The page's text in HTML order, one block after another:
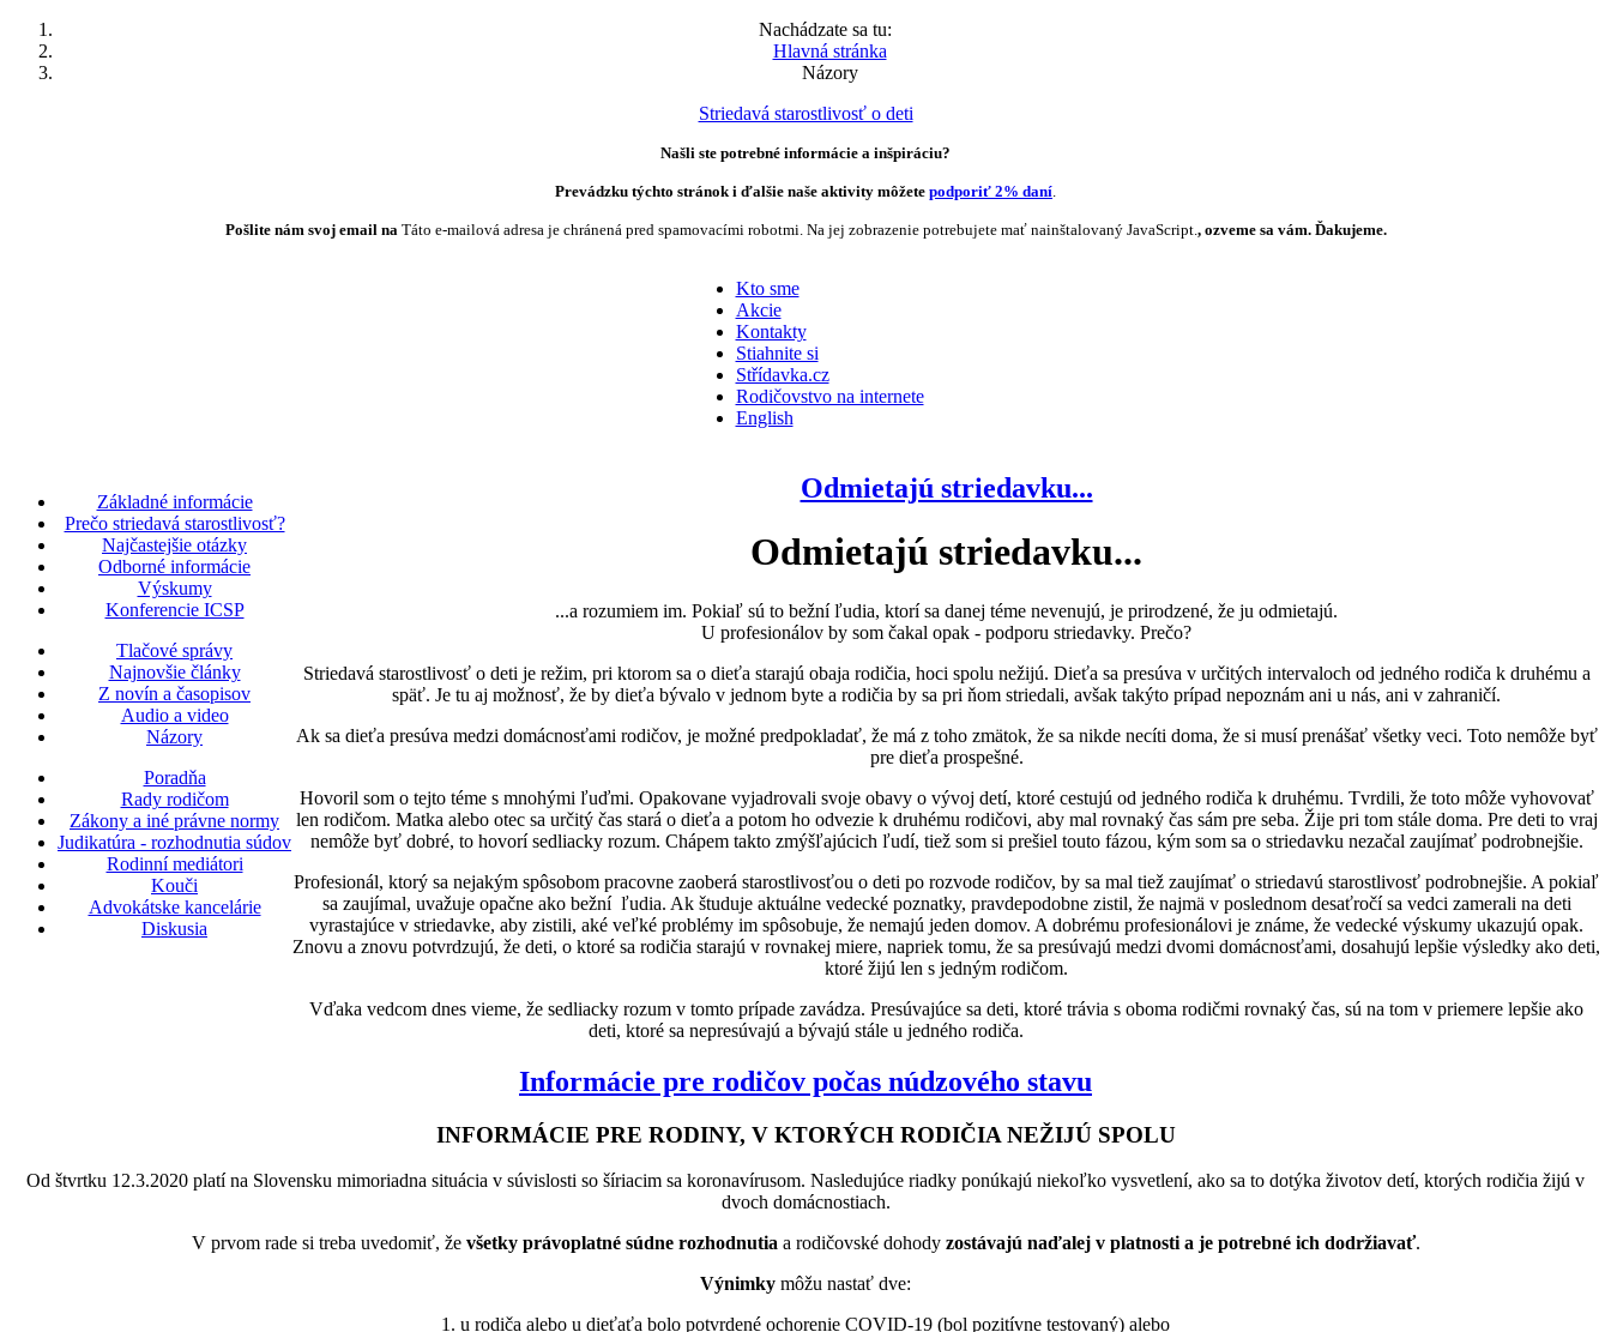
Nachádzate sa tu:
Hlavná stránka
Názory
Striedavá starostlivosť o deti
Našli ste potrebné informácie a inšpiráciu?
Prevádzku týchto stránok i ďalšie naše aktivity môžete podporiť 2% daní.
Pošlite nám svoj email na Táto e-mailová adresa je chránená pred spamovacími robotmi. Na jej zobrazenie potrebujete mať nainštalovaný JavaScript., ozveme sa vám. Ďakujeme.
Kto sme
Akcie
Kontakty
Stiahnite si
Střídavka.cz
Rodičovstvo na internete
English
Základné informácie
Prečo striedavá starostlivosť?
Najčastejšie otázky
Odborné informácie
Výskumy
Konferencie ICSP
Tlačové správy
Najnovšie články
Z novín a časopisov
Audio a video
Názory
Poradňa
Rady rodičom
Zákony a iné právne normy
Judikatúra - rozhodnutia súdov
Rodinní mediátori
Kouči
Advokátske kancelárie
Diskusia
Odmietajú striedavku...
Odmietajú striedavku...
...a rozumiem im. Pokiaľ sú to bežní ľudia, ktorí sa danej téme nevenujú, je prirodzené, že ju odmietajú.
U profesionálov by som čakal opak - podporu striedavky. Prečo?
Striedavá starostlivosť o deti je režim, pri ktorom sa o dieťa starajú obaja rodičia, hoci spolu nežijú. Dieťa sa presúva v určitých intervaloch od jedného rodiča k druhému a
späť. Je tu aj možnosť, že by dieťa bývalo v jednom byte a rodičia by sa pri ňom striedali, avšak takýto prípad nepoznám ani u nás, ani v zahraničí.
Ak sa dieťa presúva medzi domácnosťami rodičov, je možné predpokladať, že má z toho zmätok, že sa nikde necíti doma, že si musí prenášať všetky veci. Toto nemôže byť
pre dieťa prospešné.
Hovoril som o tejto téme s mnohými ľuďmi. Opakovane vyjadrovali svoje obavy o vývoj detí, ktoré cestujú od jedného rodiča k druhému. Tvrdili, že toto môže vyhovovať
len rodičom. Matka alebo otec sa určitý čas stará o dieťa a potom ho odvezie k druhému rodičovi, aby mal rovnaký čas sám pre seba. Žije pri tom stále doma. Pre deti to vraj
nemôže byť dobré, to hovorí sedliacky rozum. Chápem takto zmýšľajúcich ľudí, tiež som si prešiel touto fázou, kým som sa o striedavku nezačal zaujímať podrobnejšie.
Profesionál, ktorý sa nejakým spôsobom pracovne zaoberá starostlivosťou o deti po rozvode rodičov, by sa mal tiež zaujímať o striedavú starostlivosť podrobnejšie. A pokiaľ
sa zaujímal, uvažuje opačne ako bežní ľudia. Ak študuje aktuálne vedecké poznatky, pravdepodobne zistil, že najmä v poslednom desaťročí sa vedci zamerali na deti
vyrastajúce v striedavke, aby zistili, aké veľké problémy im spôsobuje, že nemajú jeden domov. A dobrému profesionálovi je známe, že vedecké výskumy ukazujú opak.
Znovu a znovu potvrdzujú, že deti, o ktoré sa rodičia starajú v rovnakej miere, napriek tomu, že sa presúvajú medzi dvomi domácnosťami, dosahujú lepšie výsledky ako deti,
ktoré žijú len s jedným rodičom.
Vďaka vedcom dnes vieme, že sedliacky rozum v tomto prípade zavádza. Presúvajúce sa deti, ktoré trávia s oboma rodičmi rovnaký čas, sú na tom v priemere lepšie ako
deti, ktoré sa nepresúvajú a bývajú stále u jedného rodiča.
Informácie pre rodičov počas núdzového stavu
INFORMÁCIE PRE RODINY, V KTORÝCH RODIČIA NEŽIJÚ SPOLU
Od štvrtku 12.3.2020 platí na Slovensku mimoriadna situácia v súvislosti so šíriacim sa koronavírusom. Nasledujúce riadky ponúkajú niekoľko vysvetlení, ako sa to dotýka životov detí, ktorých rodičia žijú v
dvoch domácnostiach.
V prvom rade si treba uvedomiť, že všetky právoplatné súdne rozhodnutia a rodičovské dohodyzostávajú naďalej v platnosti a je potrebné ich dodržiavať.
Výnimky môžu nastať dve:
1. u rodiča alebo u dieťaťa bolo potvrdené ochorenie COVID-19 (bol pozitívne testovaný) alebo